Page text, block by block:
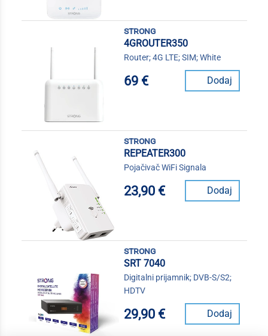
strong
4GROUTER350
Router; 4G LTE; SIM; White
69 € Dodaj
strong
REPEATER300
Pojačivač WiFi Signala
23,90 € Dodaj
strong
SRT 7040
Digitalni prijamnik; DVB-S/S2;
HDTV
29,90 € Dodaj